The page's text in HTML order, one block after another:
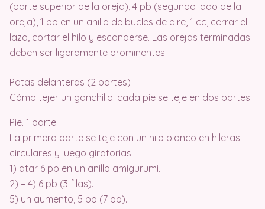
(parte superior de la oreja), 4 pb (segundo lado de la
oreja), 1 pb en un anillo de bucles de aire, 1 cc, cerrar el
lazo, cortar el hilo y esconderse. Las orejas terminadas
deben ser ligeramente prominentes.
Patas delanteras (2 partes)
Cómo tejer un ganchillo: cada pie se teje en dos partes.
Pie. 1 parte
La primera parte se teje con un hilo blanco en hileras
circulares y luego giratorias.
1) atar 6 pb en un anillo amigurumi.
2) – 4) 6 pb (3 filas).
5) un aumento, 5 pb (7 pb).